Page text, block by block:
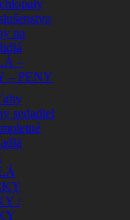
na
–
– PENY
sedadiel
/